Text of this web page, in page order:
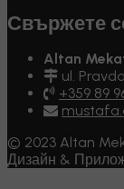
Свържете
Altan
ul.
+359 89
© 2023 Altan
Дизайн &